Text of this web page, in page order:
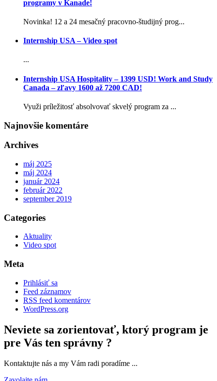
programy v Kanade!
Novinka! 12 a 24 mesačný pracovno-študijný prog...
Internship USA – Video spot
...
Internship USA Hospitality – 1399 USD! Work and Study
Canada – zľavy 1600 až 7200 CAD!
Využi príležitosť absolvovať skvelý program za ...
Najnovšie komentáre
Archives
máj 2025
máj 2024
január 2024
február 2022
september 2019
Categories
Aktuality
Video spot
Meta
Prihlásiť sa
Feed záznamov
RSS feed komentárov
WordPress.org
Neviete sa zorientovať, ktorý program je
pre Vás ten správny ?
Kontaktujte nás a my Vám radi poradíme ...